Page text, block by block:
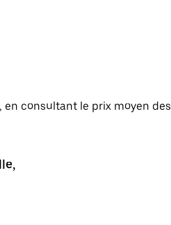
consultant le prix moyen des